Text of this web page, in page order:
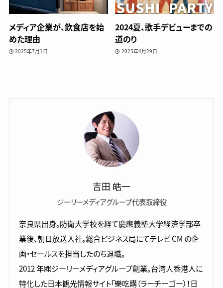
メディア企業が、飲食店を始
めた理由
2025年7月1日
2024夏、歌手デビューまでの
道のり
2025年4月29日
吉田 皓一
ジーリーメディアグループ代表取締役
奈良県出身。防衛大学校を経て慶應義塾大学経済学部卒
業後、朝日放送入社。総合ビジネス局にてテレビ CM の企
画・セールスを担当したのち退職。
2012 年㈱ジーリーメディアグループ創業。台湾人香港人に
特化した日本観光情報サイト「樂吃購（ラーチーゴー）！日